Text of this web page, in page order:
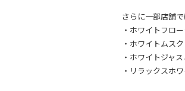
さらに一部店舗
・ホワイトフロ
・ホワイトムスク
・ホワイトジャ
・リラックスホ